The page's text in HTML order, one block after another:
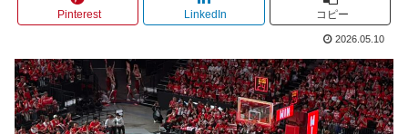
Pinterest LinkedIn コピー
2026.05.10